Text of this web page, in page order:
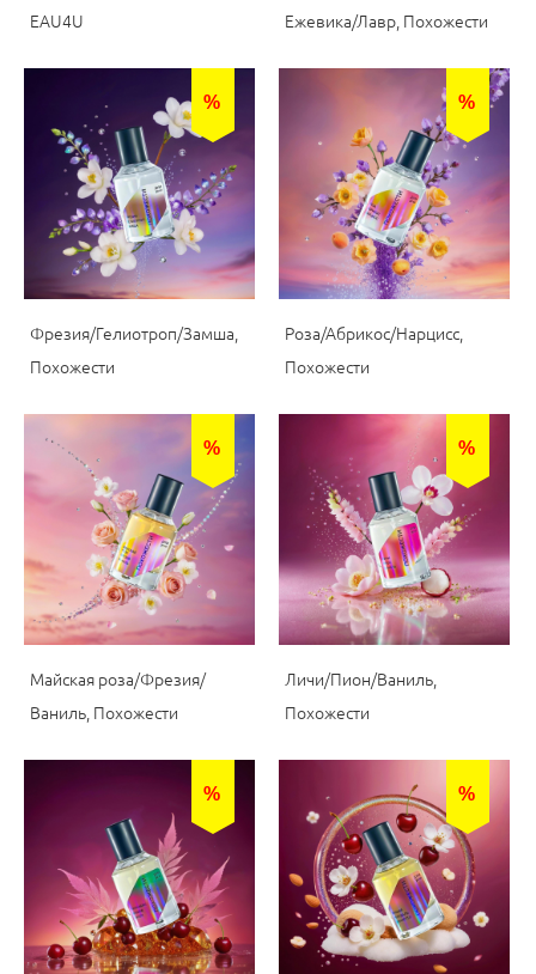
EAU4U
Ежевика/Лавр, Похожести
%
Фрезия/Гелиотроп/Замша,
Похожести
%
Роза/Абрикос/Нарцисс,
Похожести
%
Майская роза/Фрезия/
Ваниль, Похожести
%
Личи/Пион/Ваниль,
Похожести
% %